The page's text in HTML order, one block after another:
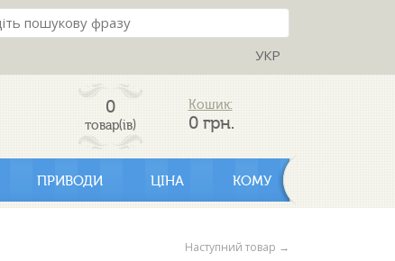
УКР
0
товар(ів)
Кошик:
0 грн.
ПРИВОДИ ЦІНА КОМУ
Наступний товар →